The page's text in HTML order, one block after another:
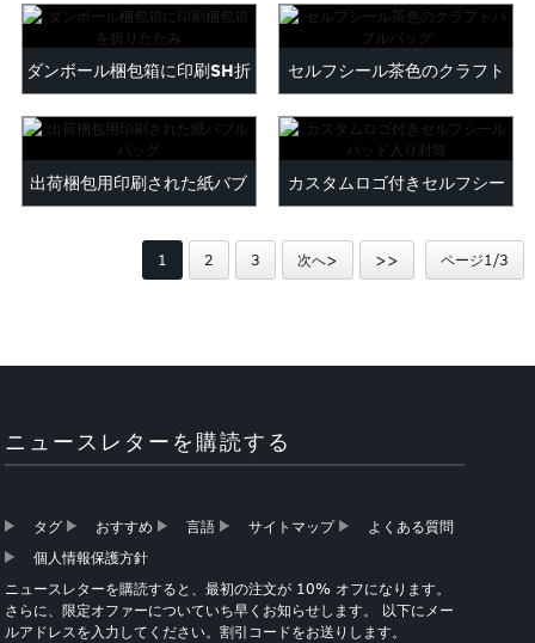
Thai
ダンボール梱包箱に印刷SH折
りたたみ...
セルフシール茶色のクラフト
バブルバッグ
出荷梱包用印刷された紙バブ カスタムロゴ付きセルフシー
1 2 3 次へ> >> ページ1/3
ニュースレターを購読する
タグ おすすめ 言語 サイトマップ
よくある質問
個人情報保護方針
ニュースレターを購読すると、最初の注文が 10% オフになります。
さらに、限定オファーについていち早くお知らせします。 以下にメー
ルアドレスを入力してください。割引コードをお送りします。